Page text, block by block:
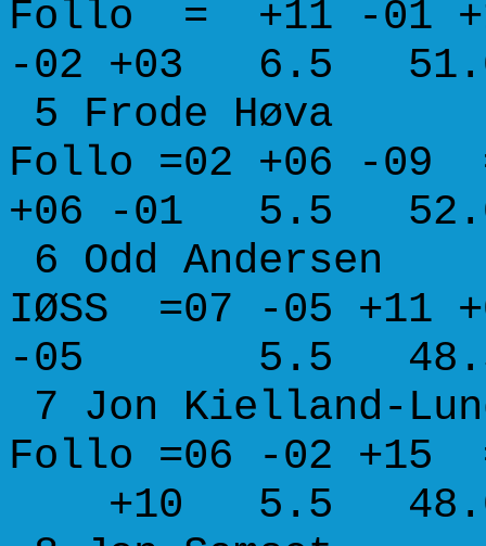
Follo = +11 -01
-02 +03 6.5 51.0
5 Frode
Follo =02 +06 -
+06 -01 5.5 52.0
6 Odd
IØSS =07 -05
-05 5.5 48.5
7 Jon
Follo =06 -02
+10 5.5 48.0